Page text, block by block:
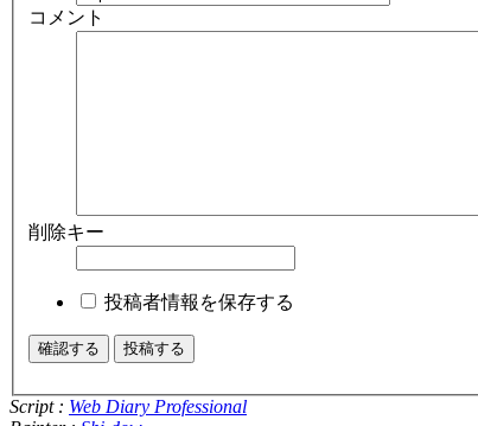
コメント
削除キー
投稿者情報を保存する
Script : Web Diary Professional